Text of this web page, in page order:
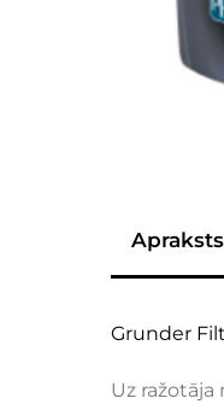
Apraksts
Grunder
Uz ražotāja